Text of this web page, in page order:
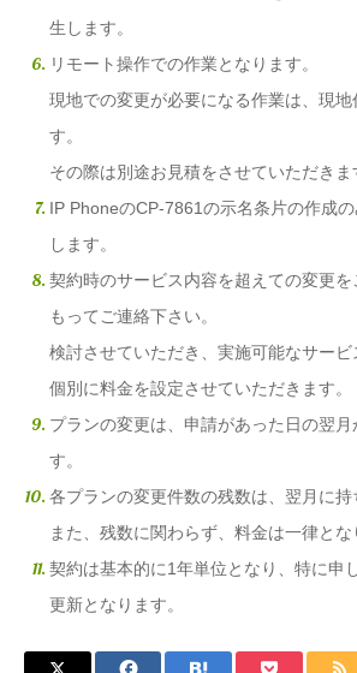
生します。
リモート操作での作業となります。
現地での変更が必要になる作業は、現地
す。
その際は別途お見積をさせていただきま
IP PhoneのCP-7861の示名条片の作成
します。
契約時のサービス内容を超えての変更
もってご連絡下さい。
検討させていただき、実施可能なサービ
個別に料金を設定させていただきます。
プランの変更は、申請があった日の翌月
す。
各プランの変更件数の残数は、翌月に持
また、残数に関わらず、料金は一律とな
契約は基本的に1年単位となり、特に申
更新となります。